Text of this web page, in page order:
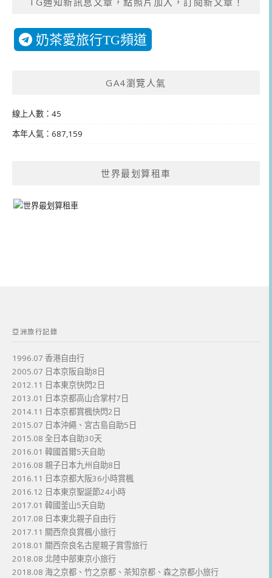
奶茶愛旅行TG頻道
GA4瀏覽人氣
線上人數：45
本年人氣：687,159
世界最划算租車
亞洲旅行記錄
1996.07 香港自由行
2005.07 日本京阪自助8日
2012.11 日本東京快閃2日
2013.01 日本京都高山合掌村7日
2014.11 日本京都賞楓快閃2日
2015.07 日本沖繩、宮古島自助5日
2015.08 全日本自助30天
2016.01 韓國首爾5天自助
2016.08 親子日本九州自助8日
2016.11 日本京都大阪36小時賞楓
2016.12 日本東京聖誕節24小時
2017.01 韓國釜山5天自助
2017.08 日本東北親子自由行
2017.11 關西奈良賞楓小旅行
2018.01 關西奈良名古屋親子賞雪旅行
2018.08 北陸中部東京小旅行
2018.08 海之京都、竹之京都、茶知京都、森之京都小旅行